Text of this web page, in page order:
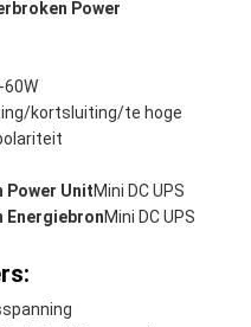
Power
60W
kortsluiting/te hoge
Power UnitMini DC UPS
EnergiebronMini DC UPS